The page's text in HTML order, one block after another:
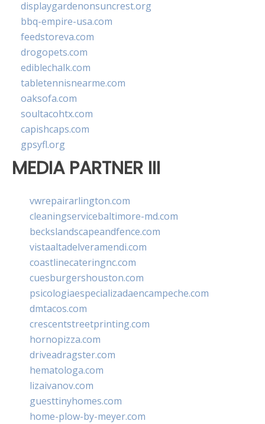
displaygardenonsuncrest.org
bbq-empire-usa.com
feedstoreva.com
drogopets.com
ediblechalk.com
tabletennisnearme.com
oaksofa.com
soultacohtx.com
capishcaps.com
gpsyfl.org
MEDIA PARTNER III
vwrepairarlington.com
cleaningservicebaltimore-md.com
beckslandscapeandfence.com
vistaaltadelveramendi.com
coastlinecateringnc.com
cuesburgershouston.com
psicologiaespecializadaencampeche.com
dmtacos.com
crescentstreetprinting.com
hornopizza.com
driveadragster.com
hematologa.com
lizaivanov.com
guesttinyhomes.com
home-plow-by-meyer.com